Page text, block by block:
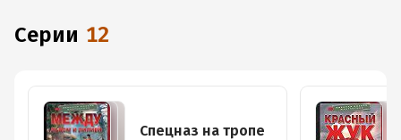
Серии 12
Спецназ на тропе